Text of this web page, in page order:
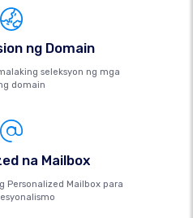
ng Domain
seleksyon ng mga
domain
na Mailbox
Personalized Mailbox para